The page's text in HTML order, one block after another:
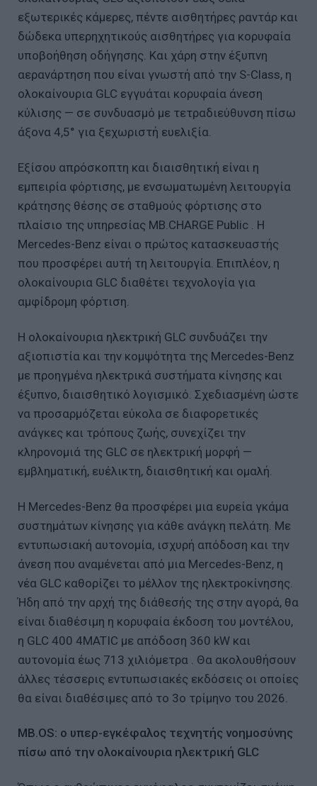
εξωτερικές κάμερες, πέντε αισθητήρες ραντάρ και
δώδεκα υπερηχητικούς αισθητήρες για κορυφαία
υποβοήθηση οδήγησης. Και χάρη στην έξυπνη
αερανάρτηση που είναι γνωστή από την S-Class, η
ολοκαίνουρια GLC εγγυάται κορυφαία άνεση
κύλισης — σε συνδυασμό με τετραδιεύθυνση πίσω
άξονα 4,5° για ξεχωριστή ευελιξία.
Εξίσου απρόσκοπτη και διαισθητική είναι η
εμπειρία φόρτισης, με ενσωματωμένη λειτουργία
κράτησης θέσης σε σταθμούς φόρτισης στο
πλαίσιο της υπηρεσίας MB.CHARGE Public . Η
Mercedes-Benz είναι ο πρώτος κατασκευαστής
που προσφέρει αυτή τη λειτουργία. Επιπλέον, η
ολοκαίνουρια GLC διαθέτει τεχνολογία για
αμφίδρομη φόρτιση.
Η ολοκαίνουρια ηλεκτρική GLC συνδυάζει την
αξιοπιστία και την κομψότητα της Mercedes-Benz
με προηγμένα ηλεκτρικά συστήματα κίνησης και
έξυπνο, διαισθητικό λογισμικό. Σχεδιασμένη ώστε
να προσαρμόζεται εύκολα σε διαφορετικές
ανάγκες και τρόπους ζωής, συνεχίζει την
κληρονομιά της GLC σε ηλεκτρική μορφή —
εμβληματική, ευέλικτη, διαισθητική και ομαλή.
Η Mercedes-Benz θα προσφέρει μια ευρεία γκάμα
συστημάτων κίνησης για κάθε ανάγκη πελάτη. Με
εντυπωσιακή αυτονομία, ισχυρή απόδοση και την
άνεση που αναμένεται από μια Mercedes-Benz, η
νέα GLC καθορίζει το μέλλον της ηλεκτροκίνησης.
Ήδη από την αρχή της διάθεσής της στην αγορά, θα
είναι διαθέσιμη η κορυφαία έκδοση του μοντέλου,
η GLC 400 4MATIC με απόδοση 360 kW και
αυτονομία έως 713 χιλιόμετρα . Θα ακολουθήσουν
άλλες τέσσερις εντυπωσιακές εκδόσεις οι οποίες
θα είναι διαθέσιμες από το 3ο τρίμηνο του 2026.
MB.OS: ο υπερ-εγκέφαλος τεχνητής νοημοσύνης
πίσω από την ολοκαίνουρια ηλεκτρική GLC